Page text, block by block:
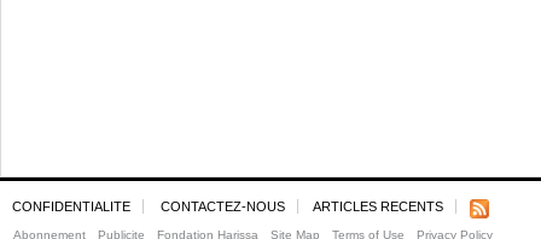
CONFIDENTIALITE CONTACTEZ-NOUS ARTICLES RECENTS
Abonnement Publicite Fondation Harissa Site Map Terms of Use Privacy Policy